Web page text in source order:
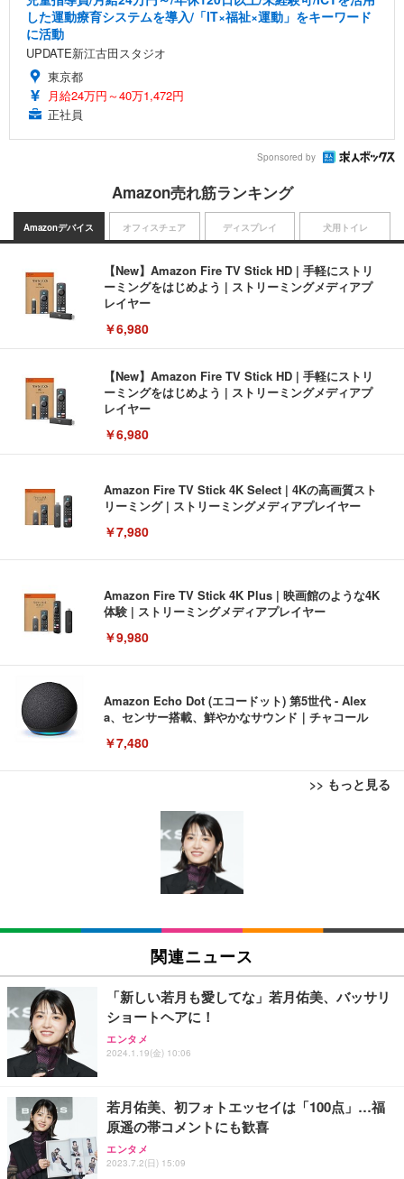
した運動療育システムを導入/「IT×福祉×運動」をキーワード
に活動
UPDATE新江古田スタジオ
東京都
月給24万円～40万1,472円
正社員
Sponsored by
Amazon売れ筋ランキング
Amazonデバイス
【New】Amazon Fire TV Stick HD | 手軽にストリ
ーミングをはじめよう | ストリーミングメディアプ
レイヤー
￥6,980
【New】Amazon Fire TV Stick HD | 手軽にストリ
ーミングをはじめよう | ストリーミングメディアプ
レイヤー
￥6,980
Amazon Fire TV Stick 4K Select | 4Kの高画質スト
リーミング | ストリーミングメディアプレイヤー
￥7,980
Amazon Fire TV Stick 4K Plus | 映画館のような4K
体験 | ストリーミングメディアプレイヤー
￥9,980
Amazon Echo Dot (エコードット) 第5世代 - Alex
a、センサー搭載、鮮やかなサウンド｜チャコール
￥7,480
>> もっと見る
オフィスチェア
[EdoErgo] オフィスチェア 椅子 テレワーク 疲れな
い 跳ね上げ式アームレスト コンパクト 約105度ロッ
キング pc 事務椅子 360度回転 座面昇降 強化ナイロ
ン樹脂ベース 通気性メッシュ 在宅ワーク H-WY01
(黒網+黒枠+黒足)
SIHOO B100 オフィスチェア／デスクチェア メッシ
ュチェア 人間工学 疲れない ブラック
￥27,999
Sezlife オフィスチェア デスクチェア 疲れない テレ
ワーク チェア 強化バックレスト 30度ロッキング機
能 人間工学 椅子 腰サポート 90度跳ね上げ式アーム
ョン PCチェア 通気性メッシュ ゲーミング/勉強/事
務用 おしゃれ パソコンチェア (ブラック)
Sezlife オフィスチェア デスクチェア 疲れない テレ
ワーク チェア 強化バックレスト 30度ロッキング機
能 人間工学 椅子 腰サポート 90度跳ね上げ式アーム
ディスプレイ
EIZO ビジネス向けプレミアムモニター | FlexScan
EV3240X-WT | 31.5型4K UHD・USB Type-C・ホワ
￥105,595
EIZO ビジネス向けプレミアムモニター | FlexScan
【純正品】27"ゲーミングモニター DualSense 充電
フック付き（CFI-ZDM1J）
【整備済み品】Dell E2724HS 27インチ 液晶モニタ
ー フルHD（1920×1080）VA 非光沢 HDMI/DisplayP
ort/VGA スピーカー内蔵 高さ調整 スイベル VESA対
犬用トイレ
Amazonベーシック ペットシーツ 薄型 レギュラー 1
回使い捨て 無香料 ホワイト 300枚
Amazonベーシック ペットシーツ 厚型 ワイド 42枚
x2袋(84枚) ホワイト(吸収面:ライトブルー)
￥3,234
ネオ・ルーライフ ネオ・オムツ L 中型犬用 26枚入
り 単品
Smart Basic(スマートベーシック) 【Amazon.co.jp
限定】 Smart Basic アイリスオーヤマ ペットシーツ
超厚型 お徳用 ワイド 100枚入 (x 1) (ケース販売)
関連ニュース
「新しい若月も愛してな」若月佑美、バッサリ
ショートヘアに！
エンタメ
2024.1.19(金) 10:06
若月佑美、初フォトエッセイは「100点」…福
原遥の帯コメントにも歓喜
エンタメ
2023.7.2(日) 15:09